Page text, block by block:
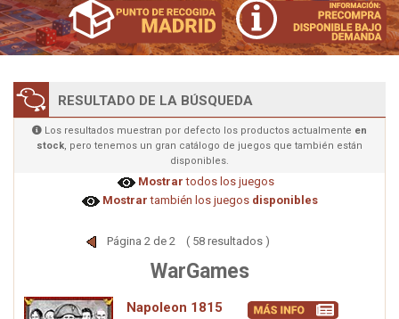
RESULTADO DE LA BÚSQUEDA
Los resultados muestran por defecto los productos actualmente en
stock, pero tenemos un gran catálogo de juegos que también están
disponibles.
Mostrar todos los juegos
Mostrar también los juegos disponibles
Página 2 de 2 ( 58 resultados )
WarGames
Napoleon 1815